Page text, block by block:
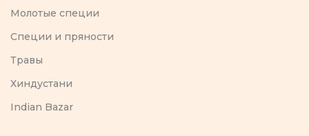
Молотые специи
Специи и пряности
Травы
Хиндустани
Indian Bazar